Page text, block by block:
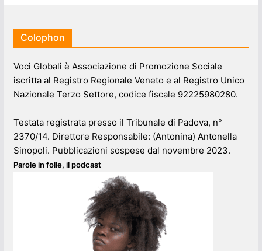
Colophon
Voci Globali è Associazione di Promozione Sociale
iscritta al Registro Regionale Veneto e al Registro Unico
Nazionale Terzo Settore, codice fiscale 92225980280.
Testata registrata presso il Tribunale di Padova, n°
2370/14. Direttore Responsabile: (Antonina) Antonella
Sinopoli. Pubblicazioni sospese dal novembre 2023.
Parole in folle, il podcast